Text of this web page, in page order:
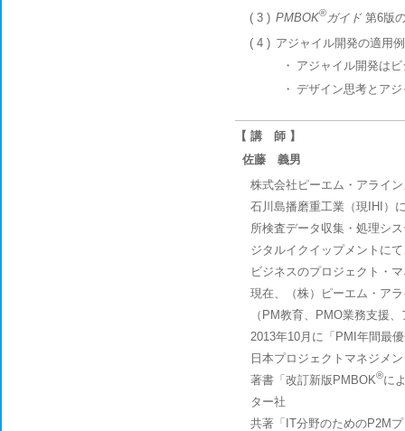
( 3 ) PMBOK®ガイド第6版
( 4 ) アジャイル開発の適用例
・ アジャイル開発は
・ デザイン思考とア
【 講 師 】
佐藤 義男
株式会社ピーエム・アライ
石川島播磨重工業（現IHI）
所検査データ収集・処理シ
ジタルイクイップメントに
ビジネスのプロジェクト・
現在、（株）ピーエム・ア
（PM教育、PMO業務支援
2013年10月に「PMI年間最
日本プロジェクトマネジメ
著書「改訂新版PMBOK®に
ター社
共著「IT分野のためのP2M